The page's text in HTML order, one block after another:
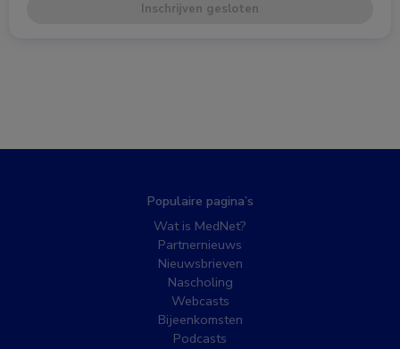
Inschrijven gesloten
Populaire pagina’s
Wat is MedNet?
Partnernieuws
Nieuwsbrieven
Nascholing
Webcasts
Bijeenkomsten
Podcasts